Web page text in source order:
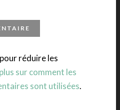
réduire les
sur comment les
sont utilisées.